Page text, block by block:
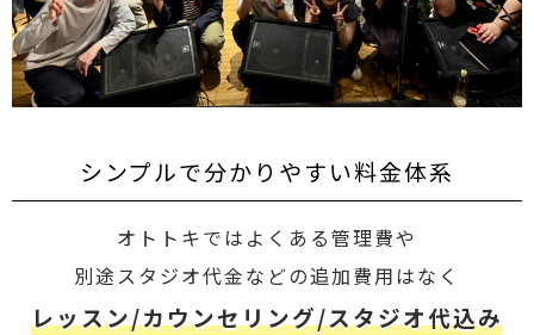
シンプルで分かりやすい料金体系
オトトキではよくある管理費や
別途スタジオ代金などの追加費用はなく
レッスン/カウンセリング/スタジオ代込み